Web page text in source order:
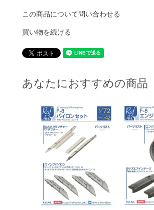
この商品について問い合わせる
買い物を続ける
あなたにおすすめの商品